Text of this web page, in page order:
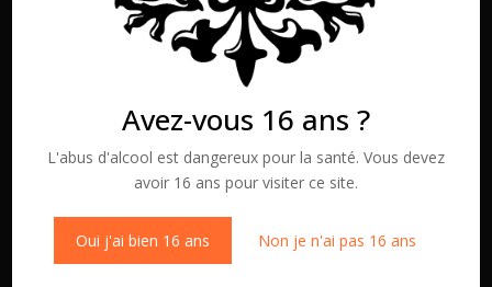
Avez-vous 16 ans ?
L'abus d'alcool est dangereux pour la santé. Vous devez
avoir 16 ans pour visiter ce site.
Oui j'ai bien 16 ans Non je n'ai pas 16 ans